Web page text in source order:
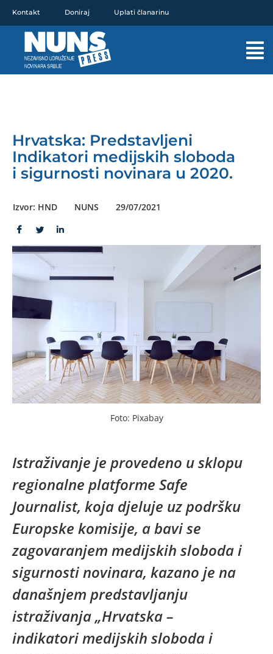
sadržaj
Kontakt Doniraj Uplati članarinu
Hrvatska: Predstavljeni
Indikatori medijskih sloboda
i sigurnosti novinara u 2020.
Izvor: HND NUNS 29/07/2021
Foto: Pixabay
Istraživanje je provedeno u sklopu
regionalne platforme Safe
Journalist, koja djeluje uz podršku
Europske komisije, a bavi se
zagovaranjem medijskih sloboda i
sigurnosti novinara, kazano je na
današnjem predstavljanju
istraživanja „Hrvatska –
indikatori medijskih sloboda i